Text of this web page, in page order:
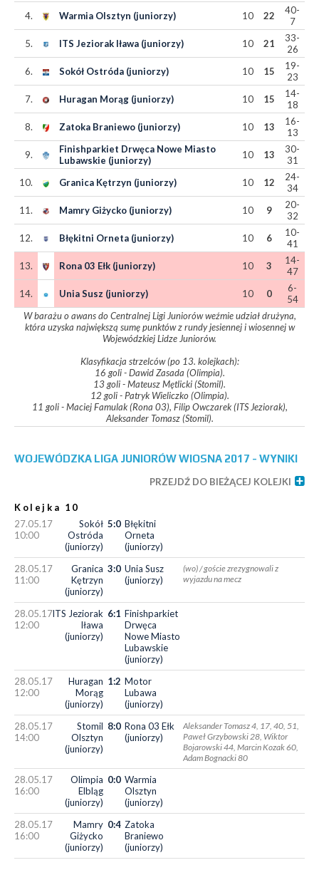
4.
Warmia Olsztyn (juniorzy) 10 22
40-
7
5.
ITS Jeziorak Iława (juniorzy) 10 21
33-
26
6.
Sokół Ostróda (juniorzy) 10 15
19-
23
7.
Huragan Morąg (juniorzy) 10 15
14-
18
8.
Zatoka Braniewo (juniorzy) 10 13
16-
13
9.
Finishparkiet Drwęca Nowe Miasto
Lubawskie (juniorzy)
10 13
30-
31
10.
Granica Kętrzyn (juniorzy) 10 12
24-
34
11.
Mamry Giżycko (juniorzy) 10 9
20-
32
12.
Błękitni Orneta (juniorzy) 10 6
10-
41
13.
Rona 03 Ełk (juniorzy) 10 3
14-
47
14.
Unia Susz (juniorzy) 10 0
6-
54
W barażu o awans do Centralnej Ligi Juniorów weźmie udział drużyna,
która uzyska największą sumę punktów z rundy jesiennej i wiosennej w
Wojewódzkiej Lidze Juniorów.
Klasyfikacja strzelców (po 13. kolejkach):
16 goli - Dawid Zasada (Olimpia).
13 goli - Mateusz Mętlicki (Stomil).
12 goli - Patryk Wieliczko (Olimpia).
11 goli - Maciej Famulak (Rona 03), Filip Owczarek (ITS Jeziorak),
Aleksander Tomasz (Stomil).
WOJEWÓDZKA LIGA JUNIORÓW WIOSNA 2017 - WYNIKI
PRZEJDŹ DO BIEŻĄCEJ KOLEJKI
Kolejka 10
27.05.17
10:00
Sokół
Ostróda
(juniorzy)
5:0 Błękitni
Orneta
(juniorzy)
28.05.17
11:00
Granica
Kętrzyn
(juniorzy)
3:0 Unia Susz
(juniorzy)
(wo) / goście zrezygnowali z
wyjazdu na mecz
28.05.17
12:00
ITS Jeziorak
Iława
(juniorzy)
6:1 Finishparkiet
Drwęca
Nowe Miasto
Lubawskie
(juniorzy)
28.05.17
12:00
Huragan
Morąg
(juniorzy)
1:2 Motor
Lubawa
(juniorzy)
28.05.17
14:00
Stomil
Olsztyn
(juniorzy)
8:0 Rona 03 Ełk
(juniorzy)
Aleksander Tomasz 4, 17, 40, 51,
Paweł Grzybowski 28, Wiktor
Bojarowski 44, Marcin Kozak 60,
Adam Bognacki 80
28.05.17
16:00
Olimpia
Elbląg
(juniorzy)
0:0 Warmia
Olsztyn
(juniorzy)
28.05.17
16:00
Mamry
Giżycko
(juniorzy)
0:4 Zatoka
Braniewo
(juniorzy)